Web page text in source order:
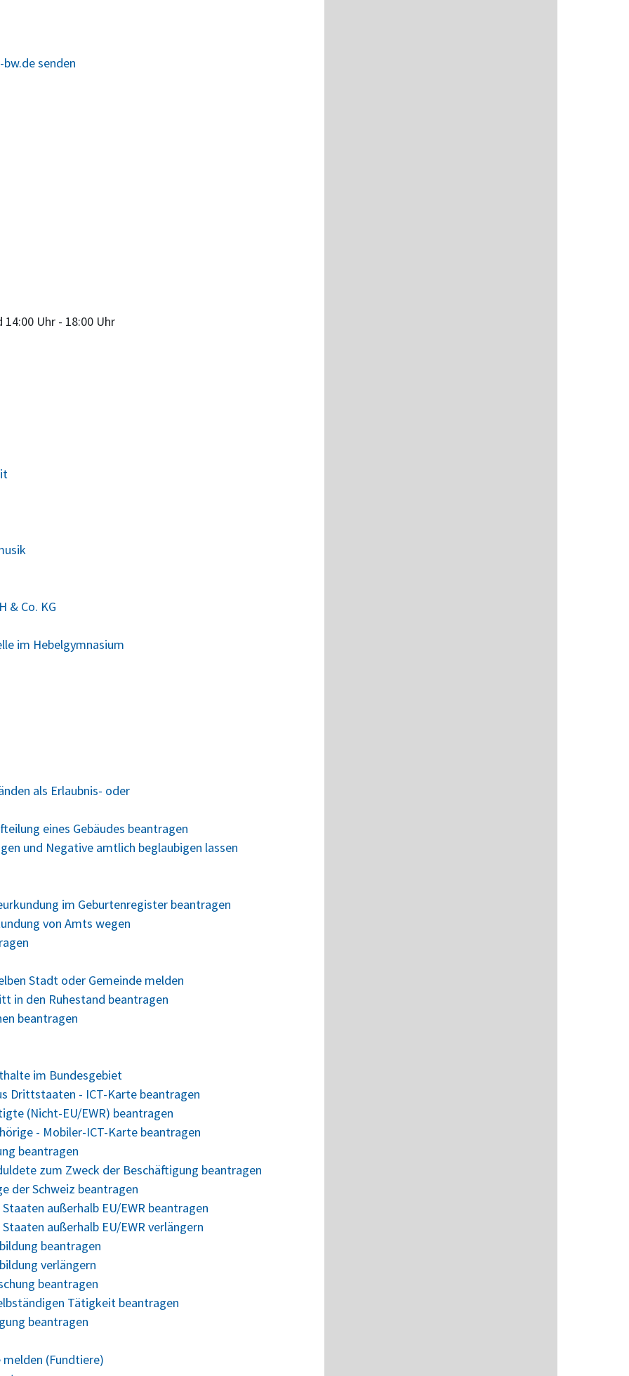
senden
14:00 Uhr - 18:00 Uhr
& Co. KG
im Hebelgymnasium
als Erlaubnis- oder
eines Gebäudes beantragen
und Negative amtlich beglaubigen lassen
im Geburtenregister beantragen
von Amts wegen
Stadt oder Gemeinde melden
in den Ruhestand beantragen
beantragen
im Bundesgebiet
Drittstaaten - ICT-Karte beantragen
(Nicht-EU/EWR) beantragen
- Mobiler-ICT-Karte beantragen
beantragen
zum Zweck der Beschäftigung beantragen
der Schweiz beantragen
außerhalb EU/EWR beantragen
außerhalb EU/EWR verlängern
beantragen
verlängern
beantragen
Tätigkeit beantragen
beantragen
(Fundtiere)